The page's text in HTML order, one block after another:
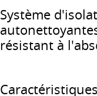
Système
résistant à